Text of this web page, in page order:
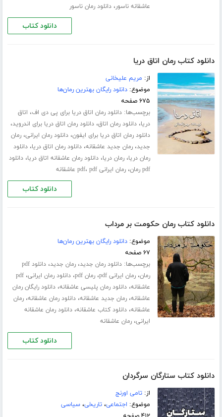
عاشقانه ناسور،دانلود رمان ناسور
دانلود کتاب
دانلود کتاب رمان اتاق دریا
از: مریم علیخانی
موضوع:دانلود رایگان بهترین رمان‌ها
۶۷۵ صفحه
برچسب‌ها:دانلود رمان اتاق دریا برای پی دی اف، اتاق
دریا،دانلود رمان اتاق،دانلود رمان اتاق دریا برای اندروید،
دانلود رمان اتاق دریا برای ایفون،دانلود رمان ایرانی،رمان
جدید،رمان جدید عاشقانه،دانلود رمان اتاق دریا،دانلود
رمان دریا،رمان دریا،دانلود رمان عاشقانه اتاق دریا،دانلود
pdf رمان
،رمان ایرانی pdf ، pdf عاشقانه
دانلود کتاب
دانلود کتاب رمان حکومت بر مرداب
موضوع:دانلود رایگان بهترین رمان‌ها
۶۷ صفحه
برچسب‌ها:دانلود رمان جدید،رمان جدید،
دانلود pdf
رمان،رمان ایرانی pdf ،رمان pdf ،دانلود رمان ایرانی،pdf
عاشقانه،دانلود رمان پلیسی عاشقانه،دانلود رایگان رمان
عاشقانه،رمان جدید عاشقانه،دانلود رمان عاشقانه،رمان
عاشقانه،دانلود کتاب عاشقانه،دانلود رمان عاشقانه
ایرانی،رمان عاشقانه
دانلود کتاب
دانلود کتاب ستارگان سرگردان
از:تامی اورنج
موضوع: اجتماعی،تاریخی،سیاسی